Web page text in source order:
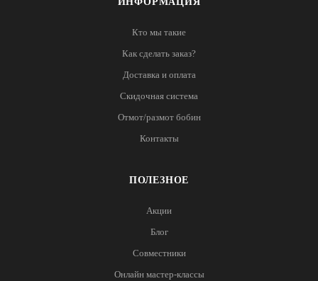
Кто мы такие
Как сделать заказ?
Доставка и оплата
Скидочная система
Отмот/размот бобин
Контакты
ПОЛЕЗНОЕ
Акции
Блог
Совместники
Онлайн мастер-классы